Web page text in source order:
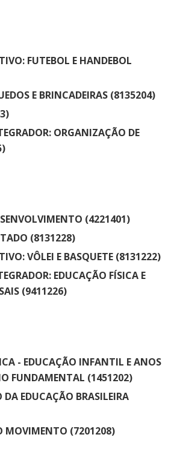
FUTEBOL E HANDEBOL
E BRINCADEIRAS (8135204)
ORGANIZAÇÃO DE
(4221401)
(8131228)
VÔLEI E BASQUETE (8131222)
EDUCAÇÃO FÍSICA E
(9411226)
- EDUCAÇÃO INFANTIL E ANOS
FUNDAMENTAL (1451202)
EDUCAÇÃO BRASILEIRA
MOVIMENTO (7201208)